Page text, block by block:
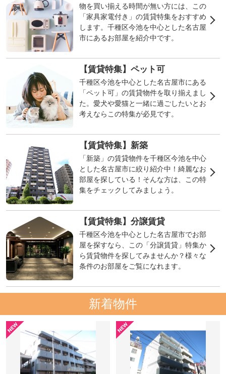
物を買い揃える時間が無い方には、この
「家具家電付き」の賃貸特集をおすすめ
します。千種区今池を中心とした名古屋
市にあるお部屋を紹介中です。
【賃貸特集】ペット可
千種区今池を中心とした名古屋市にある
「ペット可」の賃貸物件を取り揃えまし
た。愛犬や愛猫と一緒に過ごしたいとお
考えならこの特集が必見です。
【賃貸特集】新築
「新築」の賃貸物件を千種区今池を中心
とした名古屋市に絞り紹介中！綺麗なお
部屋を探している！そんな方は、この特
集をチェックしてみましょう。
【賃貸特集】分譲賃貸
千種区今池を中心とした名古屋市でお部
屋を探すなら、この「分譲賃貸」特集か
ら賃貸物件を探してみませんか？様々な
条件のお部屋をご覧になれます。
新着物件